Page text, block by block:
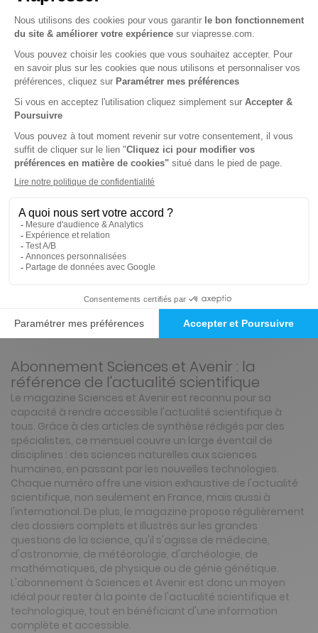
-53%
Abonnement 2 ans
20 n° • Papier + Version digitale offerte + 2 Numéros double + 8 HS
70€55 Tarif Kiosque :150€40
Tarif France métropolitaine
Renouvellement à date d’anniversaire
Abonnement Durée libre
Papier + Version digitale offerte
2€65 Tarif Kiosque :
Prix par n° pendant 6 mois, puis 3,50 € par n°
Tarif France métropolitaine
Présentation du magazine Sciences et
Avenir
Abonnement Sciences et Avenir : la
référence de l'actualité scientifique
Le magazine Sciences et Avenir est reconnu pour sa
capacité à rendre accessible l'actualité scientifique à
tous. Grâce à des articles de synthèse rédigés par des
spécialistes, ce mensuel couvre un large éventail de
disciplines : des sciences naturelles aux sciences
humaines, en passant par les nouvelles technologies.
Chaque numéro offre une vision exhaustive de l'actualité
scientifique, non seulement en France, mais aussi à
l'international. De plus, le magazine propose régulièrement
des dossiers complets et illustrés sur les grandes
questions de la science, qu'il s'agisse de médecine,
d'astronomie, de météorologie, d'archéologie, de
mathématiques, de physique ou de génie génétique.
L'abonnement à Sciences et Avenir est donc un moyen
idéal pour rester à la pointe de l'actualité scientifique et
technologique, tout en bénéficiant d'une information
complète et accessible.